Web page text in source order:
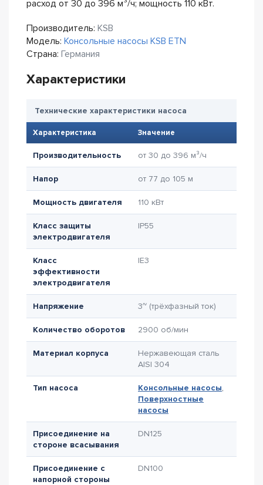
расход от 30 до 396 м³/ч; мощность 110 кВт.
Производитель: KSB
Модель: Консольные насосы KSB ETN
Страна: Германия
Характеристики
Технические характеристики насоса
Характеристика Значение
Производительность от 30 до 396 м³/ч
Напор от 77 до 105 м
Мощность двигателя 110 кВт
Класс защиты
электродвигателя
IP55
Класс
эффективности
электродвигателя
IE3
Напряжение 3~ (трёхфазный ток)
Количество оборотов 2900 об/мин
Материал корпуса
Нержавеющая сталь
AISI 304
Тип насоса Консольные насосы,
Поверхностные
насосы
Присоединение на
стороне всасывания
DN125
Присоединение с
напорной стороны
DN100